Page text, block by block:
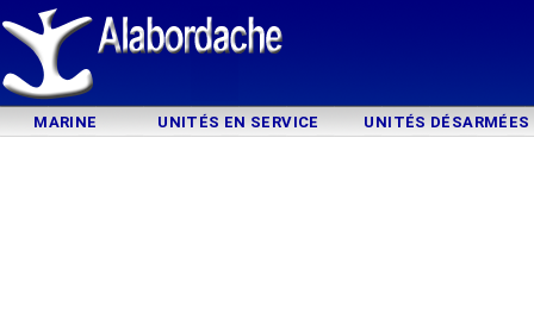
MARINE UNITÉS EN SERVICE UNITÉS DÉSARMÉES